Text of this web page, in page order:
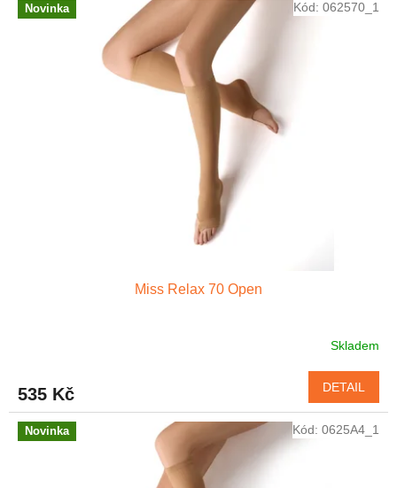
mNovinka
Miss Relax 70 Open
Skladem
535 Kč DETAIL
Kód: 062570_1
Novinka Kód: 0625A4_1